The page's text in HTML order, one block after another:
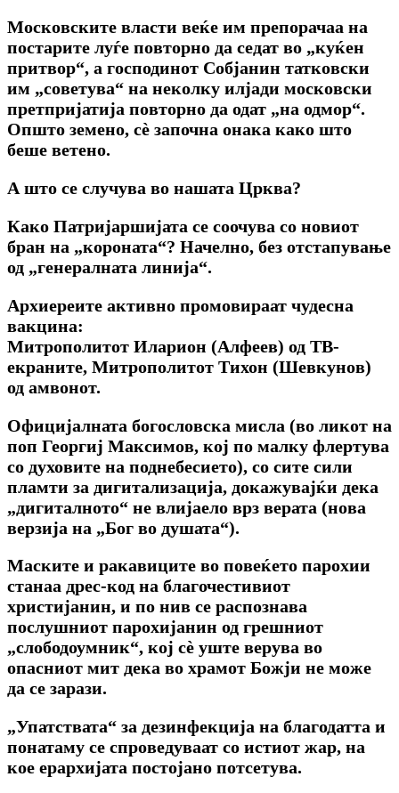
Московските власти веќе им препорачаа на
постарите луѓе повторно да седат во „куќен
притвор“, а господинот Собјанин татковски
им „советува“ на неколку илјади московски
претпријатија повторно да одат „на одмор“.
Општо земено, сѐ започна онака како што
беше ветено.
А што се случува во нашата Црква?
Како Патријаршијата се соочува со новиот
бран на „короната“? Начелно, без отстапување
од „генералната линија“.
Архиереите активно промовираат чудесна
вакцина:
Митрополитот Иларион (Алфеев) од ТВ-
екраните, Митрополитот Тихон (Шевкунов)
од амвонот.
Официјалната богословска мисла (во ликот на
поп Георгиј Максимов, кој по малку флертува
со духовите на поднебесието), со сите сили
пламти за дигитализација, докажувајќи дека
„дигиталното“ не влијаело врз верата (нова
верзија на „Бог во душата“).
Маските и ракавиците во повеќето парохии
станаа дрес-код на благочестивиот
христијанин, и по нив се распознава
послушниот парохијанин од грешниот
„слободоумник“, кој сѐ уште верува во
опасниот мит дека во храмот Божји не може
да се зарази.
„Упатствата“ за дезинфекција на благодатта и
понатаму се спроведуваат со истиот жар, на
кое ерархијата постојано потсетува.